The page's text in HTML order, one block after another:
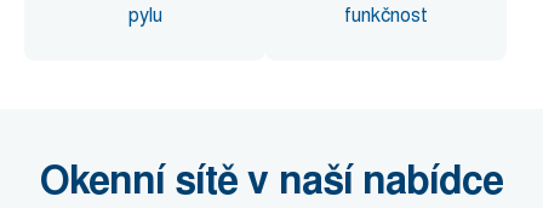
pylu
funkčnost
Okenní sítě v naší nabídce